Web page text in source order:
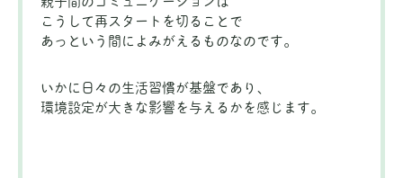
こうして再スタートを切ることで
あっという間によみがえるものなのです。
いかに日々の生活習慣が基盤であり、
環境設定が大きな影響を与えるかを感じます。